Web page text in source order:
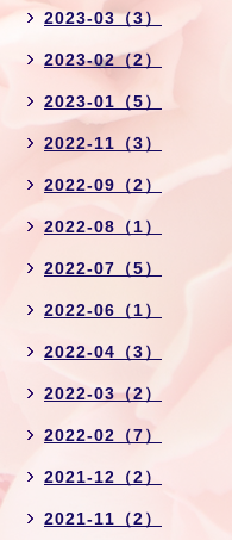
2023-03（3）
2023-02（2）
2023-01（5）
2022-11（3）
2022-09（2）
2022-08（1）
2022-07（5）
2022-06（1）
2022-04（3）
2022-03（2）
2022-02（7）
2021-12（2）
2021-11（2）